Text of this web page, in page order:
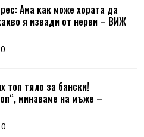
Ама как може хората да
я извади от нерви – ВИЖ
0
топ тяло за бански!
минаваме на мъже –
0